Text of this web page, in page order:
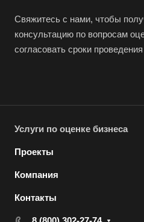
Свяжитесь с нами, чтобы
консультацию по вопросам
согласовать сроки
Услуги по оценке бизнеса
Проекты
Компания
Контакты
Дубна
Дюртюли
Елабуга
Елец
Елизово
Енисейск